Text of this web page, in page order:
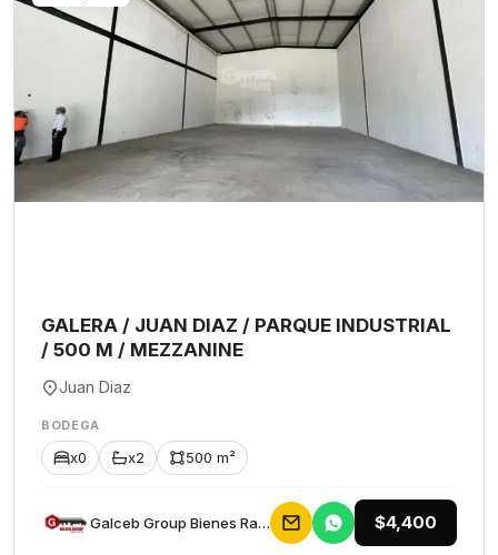
GALERA / JUAN DIAZ / PARQUE INDUSTRIAL
/ 500 M / MEZZANINE
Juan Diaz
BODEGA
x0 x2 500 m²
Galceb Group Bienes Raices $4,400